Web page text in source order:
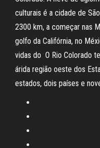
culturais é a cidade de
2300 km, a começar nas
golfo da Califórnia, no
vidas do O Rio Colorado
árida região oeste dos
estados, dois países e